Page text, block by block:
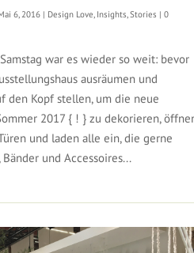
6, 2016| Design Love, Insights,Stories | 0
war es wieder so weit: bevor
ausräumen und
den Kopf stellen, um die neue
2017 { ! } zu dekorieren,
und laden alle ein, die gerne
und Accessoires...